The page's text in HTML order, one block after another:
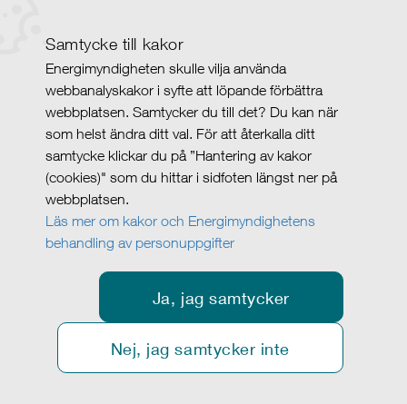
Samtycke till kakor
Energimyndigheten skulle vilja använda
webbanalyskakor i syfte att löpande förbättra
webbplatsen. Samtycker du till det? Du kan när
som helst ändra ditt val. För att återkalla ditt
samtycke klickar du på ”Hantering av kakor
(cookies)" som du hittar i sidfoten längst ner på
webbplatsen.
Läs mer om kakor och Energimyndighetens
behandling av personuppgifter
Ja, jag samtycker
Nej, jag samtycker inte